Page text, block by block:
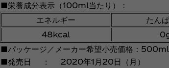
■栄養成分表示（100ml当たり）：
エネルギー
たん
48kcal
■パッケージ／メーカー希望小売価格：
■発売日
：
2020年1月20日（月）